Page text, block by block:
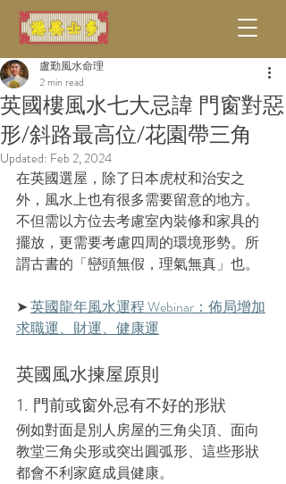
英國樓風水七大忌諱 門窗對惡
形/斜路最高位/花園帶三角
盧勤風水命理
2 min read
Updated: Feb 2, 2024
在英國選屋，除了日本虎杖和治安之
外，風水上也有很多需要留意的地方。
不但需以方位去考慮室內裝修和家具的
擺放，更需要考慮四周的環境形勢。所
謂古書的「巒頭無假，理氣無真」也。
➤ 英國龍年風水運程 Webinar：佈局增加
求職運、財運、健康運
英國風水揀屋原則
1. 門前或窗外忌有不好的形狀
例如對面是別人房屋的三角尖頂、面向
教堂三角尖形或突出圓弧形、這些形狀
都會不利家庭成員健康。